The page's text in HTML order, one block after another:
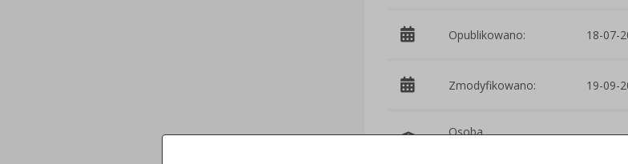
Opublikowano: 18-07-
Zmodyfikowano: 19-09-
Osoba
Piotr